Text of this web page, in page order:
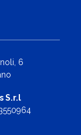
6
S.r.l